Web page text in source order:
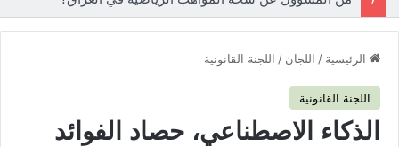
الرئيسية / اللجان / اللجنة القانونية
اللجنة القانونية
الذكاء الاصطناعي، حصاد الفوائد